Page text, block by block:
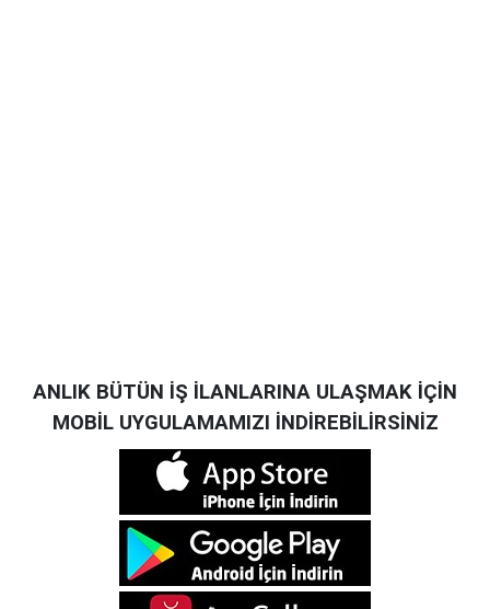
ANLIK BÜTÜN İŞ İLANLARINA ULAŞMAK İÇİN
MOBİL UYGULAMAMIZI İNDİREBİLİRSİNİZ